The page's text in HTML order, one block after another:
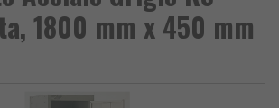
1800 mm x 450 mm